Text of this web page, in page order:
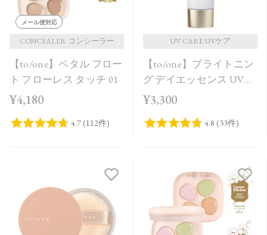
レビューが多い順
レビュー評価が高い順
人気順
メール便対応
CONCEALER コンシーラー
【to/one】ペタル フロー
ト フローレス タッチ 01
¥4,180
UV CARE UVケア
【to/one】ブライトニン
グ デイエッセンス UV
Lilac Pink
¥3,300